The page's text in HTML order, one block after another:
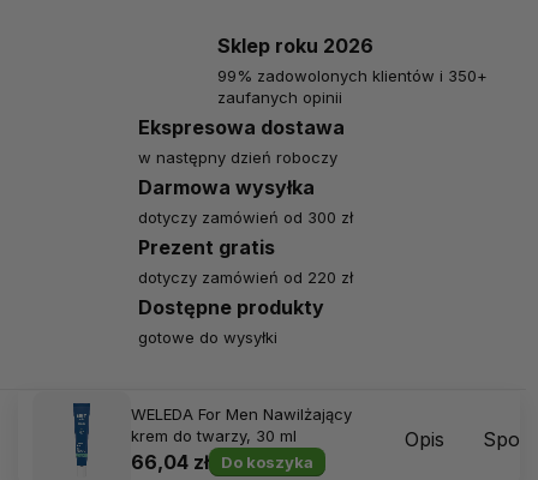
Ekspresowa dostawa
w następny dzień roboczy
Darmowa wysyłka
dotyczy zamówień od 300 zł
Prezent gratis
dotyczy zamówień od 220 zł
Dostępne produkty
gotowe do wysyłki
Sklep roku 2026
99% zadowolonych klientów i 350+
zaufanych opinii
WELEDA For Men Nawilżający
krem do twarzy, 30 ml
66,04 zł Do koszyka
Opis